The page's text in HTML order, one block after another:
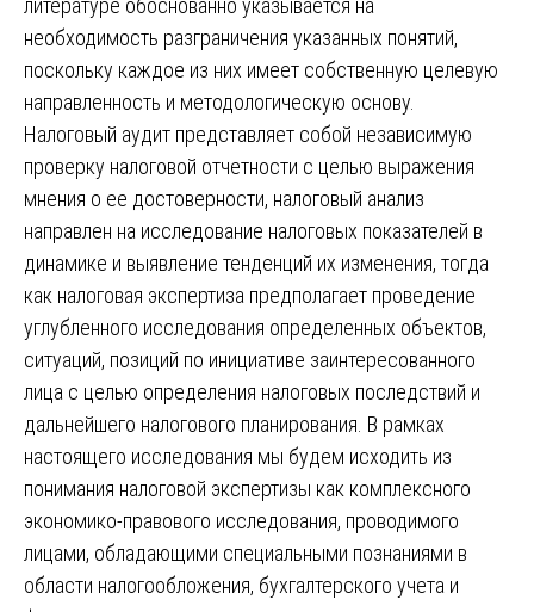
литературе обоснованно указывается на
необходимость разграничения указанных понятий,
поскольку каждое из них имеет собственную целевую
направленность и методологическую основу.
Налоговый аудит представляет собой независимую
проверку налоговой отчетности с целью выражения
мнения о ее достоверности, налоговый анализ
направлен на исследование налоговых показателей в
динамике и выявление тенденций их изменения, тогда
как налоговая экспертиза предполагает проведение
углубленного исследования определенных объектов,
ситуаций, позиций по инициативе заинтересованного
лица с целью определения налоговых последствий и
дальнейшего налогового планирования. В рамках
настоящего исследования мы будем исходить из
понимания налоговой экспертизы как комплексного
экономико-правового исследования, проводимого
лицами, обладающими специальными познаниями в
области налогообложения, бухгалтерского учета и